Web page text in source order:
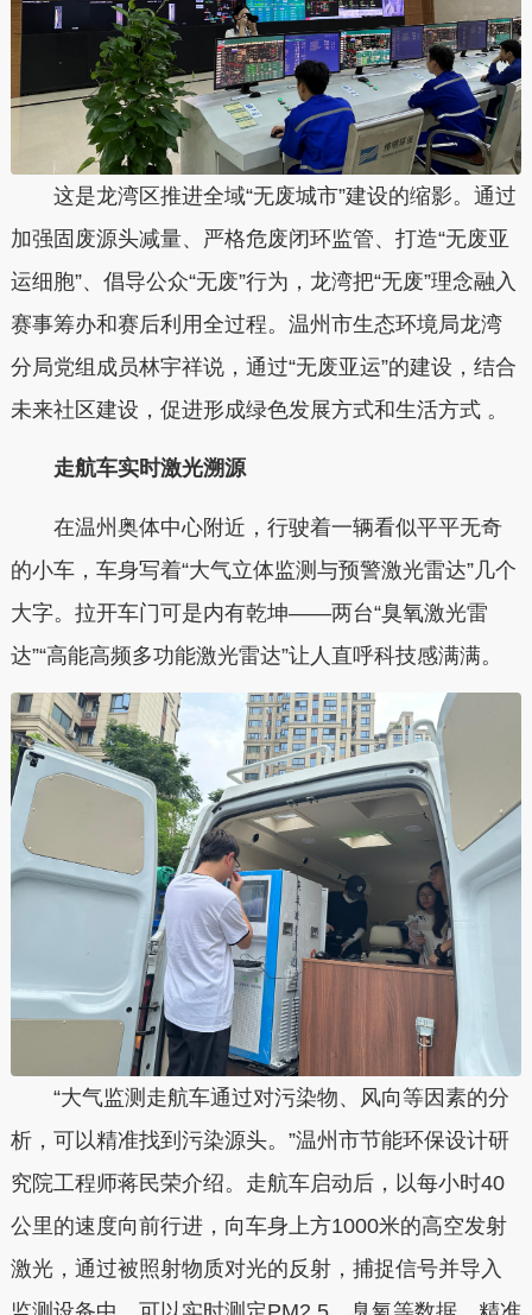
这是龙湾区推进全域“无废城市”建设的缩影。通过
加强固废源头减量、严格危废闭环监管、打造“无废亚
运细胞”、倡导公众“无废”行为，龙湾把“无废”理念融入
赛事筹办和赛后利用全过程。温州市生态环境局龙湾
分局党组成员林宇祥说，通过“无废亚运”的建设，结合
未来社区建设，促进形成绿色发展方式和生活方式 。
走航车实时激光溯源
在温州奥体中心附近，行驶着一辆看似平平无奇
的小车，车身写着“大气立体监测与预警激光雷达”几个
大字。拉开车门可是内有乾坤——两台“臭氧激光雷
达”“高能高频多功能激光雷达”让人直呼科技感满满。
“大气监测走航车通过对污染物、风向等因素的分
析，可以精准找到污染源头。”温州市节能环保设计研
究院工程师蒋民荣介绍。走航车启动后，以每小时40
公里的速度向前行进，向车身上方1000米的高空发射
激光，通过被照射物质对光的反射，捕捉信号并导入